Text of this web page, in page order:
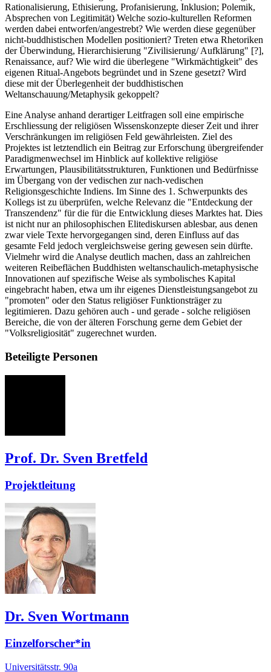
Rationalisierung, Ethisierung, Profanisierung, Inklusion; Polemik,
Absprechen von Legitimität) Welche sozio-kulturellen Reformen
werden dabei entworfen/angestrebt? Wie werden diese gegenüber
nicht-buddhistischen Modellen positioniert? Treten etwa Rhetoriken
der Überwindung, Hierarchisierung "Zivilisierung/ Aufklärung" [?],
Renaissance, auf? Wie wird die überlegene "Wirkmächtigkeit" des
eigenen Ritual-Angebots begründet und in Szene gesetzt? Wird
diese mit der Überlegenheit der buddhistischen
Weltanschauung/Metaphysik gekoppelt?
Eine Analyse anhand derartiger Leitfragen soll eine empirische
Erschliessung der religiösen Wissenskonzepte dieser Zeit und ihrer
Verschränkungen im religiösen Feld gewährleisten. Ziel des
Projektes ist letztendlich ein Beitrag zur Erforschung übergreifender
Paradigmenwechsel im Hinblick auf kollektive religiöse
Erwartungen, Plausibilitätsstrukturen, Funktionen und Bedürfnisse
im Übergang von der vedischen zur nach-vedischen
Religionsgeschichte Indiens. Im Sinne des 1. Schwerpunkts des
Kollegs ist zu überprüfen, welche Relevanz die "Entdeckung der
Transzendenz" für die für die Entwicklung dieses Marktes hat. Dies
ist nicht nur an philosophischen Elitediskursen ablesbar, aus denen
zwar viele Texte hervorgegangen sind, deren Einfluss auf das
gesamte Feld jedoch vergleichsweise gering gewesen sein dürfte.
Vielmehr wird die Analyse deutlich machen, dass an zahlreichen
weiteren Reibeflächen Buddhisten weltanschaulich-metaphysische
Innovationen auf spezifische Weise als symbolisches Kapital
eingebracht haben, etwa um ihr eigenes Dienstleistungsangebot zu
"promoten" oder den Status religiöser Funktionsträger zu
legitimieren. Dazu gehören auch - und gerade - solche religiösen
Bereiche, die von der älteren Forschung gerne dem Gebiet der
"Volksreligiosität" zugerechnet wurden.
Beteiligte Personen
Prof. Dr. Sven Bretfeld
Projektleitung
Dr. Sven Wortmann
Einzelforscher*in
Universitätsstr. 90a